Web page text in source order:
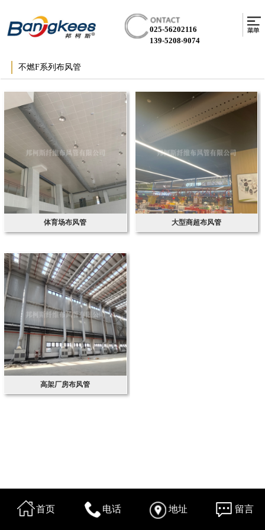
025-56202116
139-5208-9074
不燃F系列布风管
体育场布风管 大型商超布风管
高架厂房布风管
首页 电话 地址 留言